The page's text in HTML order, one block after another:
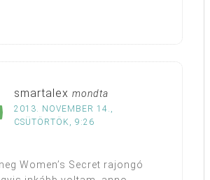
smartalex mondta
2013. NOVEMBER 14.,
CSÜTÖRTÖK, 9:26
Women’s Secret rajongó